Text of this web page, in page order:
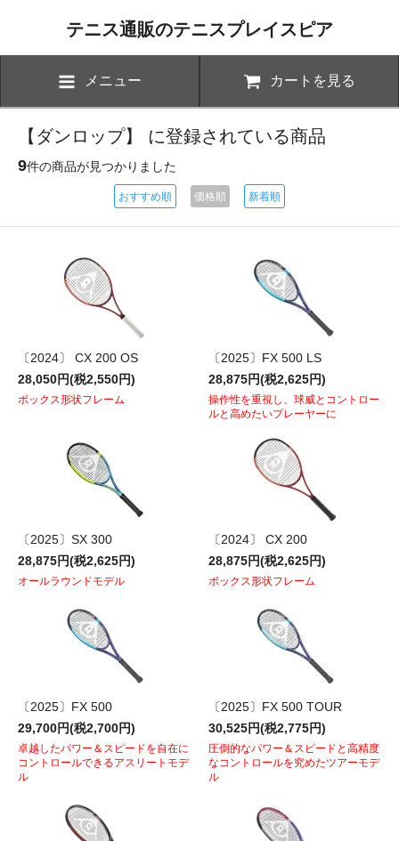
テニス通販のテニスプレイスピア
メニュー カートを見る
【ダンロップ】 に登録されている商品
9件の商品が見つかりました
おすすめ順 価格順 新着順
〔2024〕 CX 200 OS
28,050円(税2,550円)
ボックス形状フレーム
〔2025〕FX 500 LS
28,875円(税2,625円)
操作性を重視し、球威とコントロー
ルと高めたいプレーヤーに
〔2025〕SX 300
28,875円(税2,625円)
オールラウンドモデル
〔2024〕 CX 200
28,875円(税2,625円)
ボックス形状フレーム
〔2025〕FX 500
29,700円(税2,700円)
卓越したパワー＆スピードを自在に
コントロールできるアスリートモデ
ル
〔2025〕FX 500 TOUR
30,525円(税2,775円)
圧倒的なパワー＆スピードと高精度
なコントロールを究めたツアーモデ
ル